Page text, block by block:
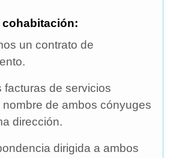
un contrato de
facturas de servicios
nombre de ambos cónyuges
dirección.
dirigida a ambos